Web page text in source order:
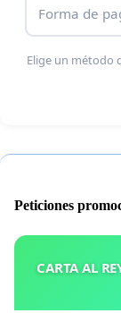
Forma de
Elige un método
Peticiones
CARTA AL